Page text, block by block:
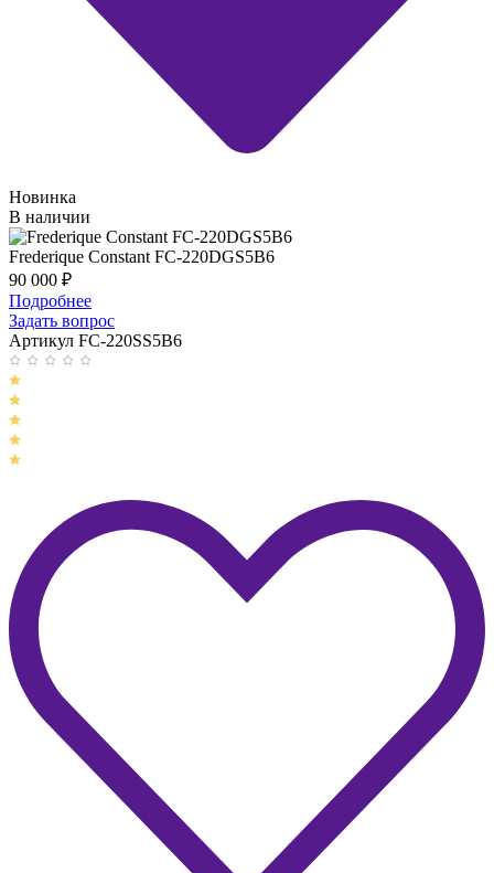
Новинка
В наличии
Frederique Constant FC-220DGS5B6
90 000 ₽
Подробнее
Задать вопрос
Артикул FC-220SS5B6